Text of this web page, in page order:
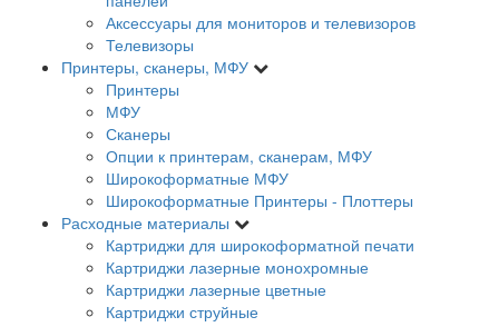
Аксессуары для мониторов и телевизоров
Телевизоры
Принтеры, сканеры, МФУ
Принтеры
МФУ
Сканеры
Опции к принтерам, сканерам, МФУ
Широкоформатные МФУ
Широкоформатные Принтеры - Плоттеры
Расходные материалы
Картриджи для широкоформатной печати
Картриджи лазерные монохромные
Картриджи лазерные цветные
Картриджи струйные